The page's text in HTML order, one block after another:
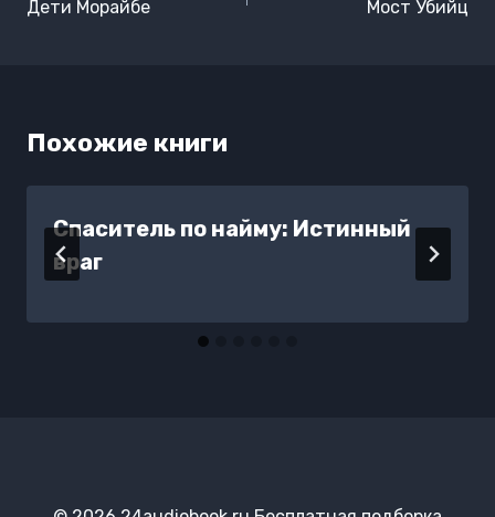
Дети Морайбе Мост Убийц
Похожие книги
Спаситель по найму: Истинный
враг